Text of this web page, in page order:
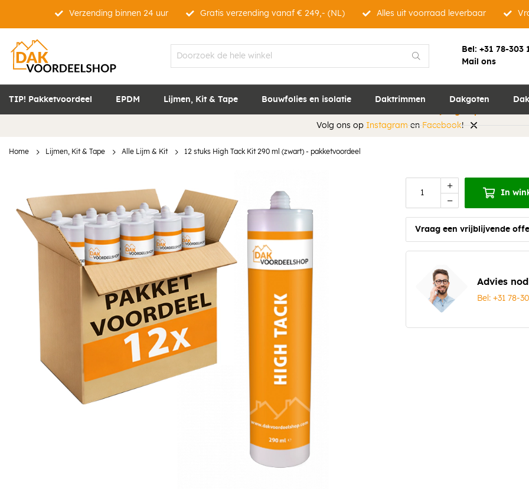
Verzending binnen 24 uur Gratis verzending vanaf € 249,- (NL) Alles uit voorraad leverbaar
Bel: +31 78-303
Mail ons
TIP! Pakketvoordeel EPDM Lijmen, Kit & Tape Bouwfolies en isolatie Daktrimmen Dakgoten
Volg ons op Instagram en Facebook!
Home Lijmen, Kit & Tape Alle Lijm & Kit 12 stuks High Tack Kit 290 ml (zwart) - pakketvoordeel
12 stuks High
High Tack kit is een
toegepast worden op de
In
Vraag een vrijblijvende
Advies
Bel: +31 78-